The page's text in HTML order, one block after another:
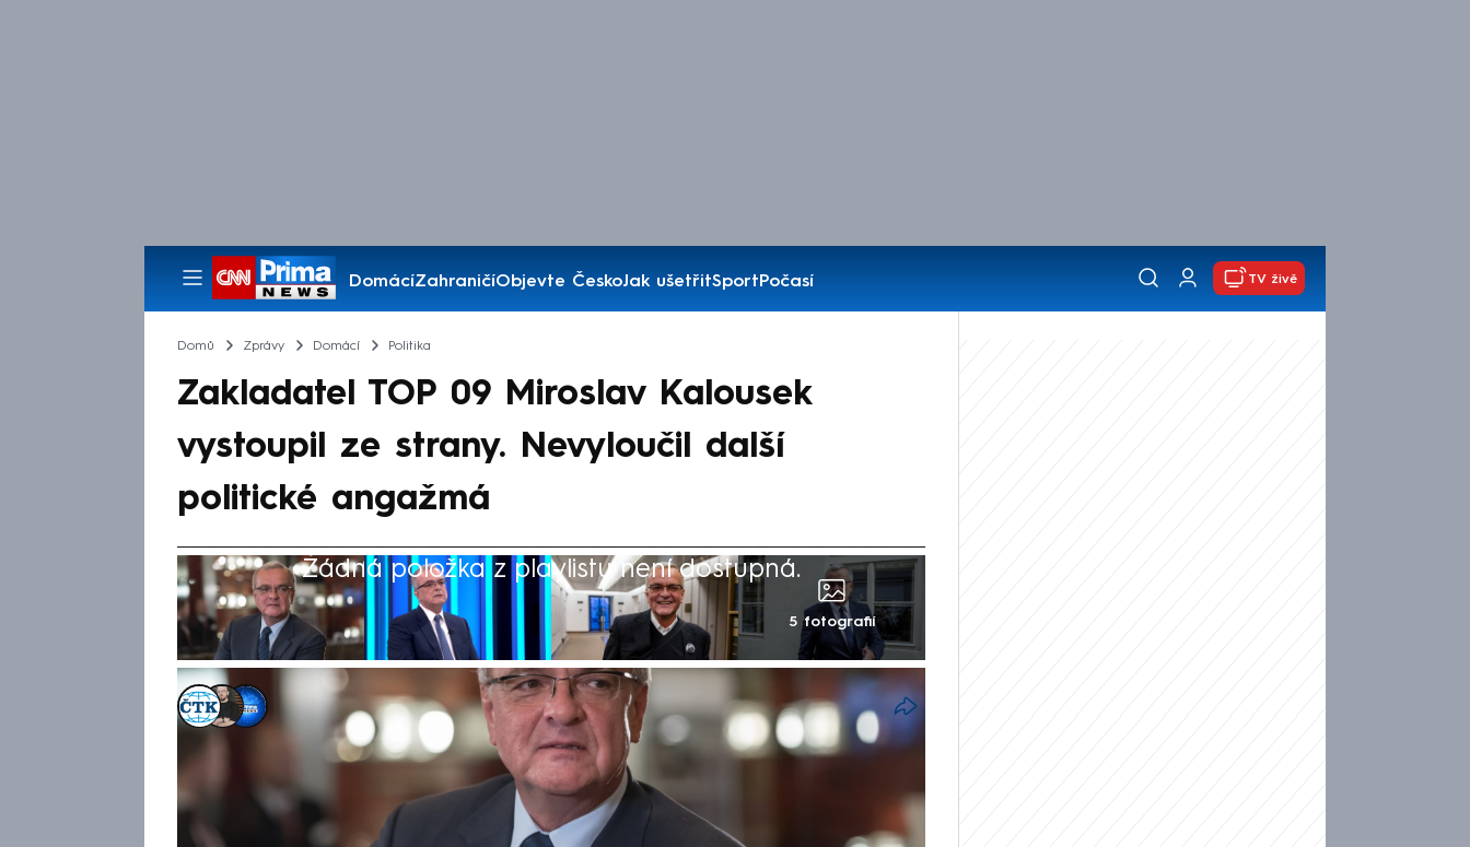
DomácíZahraničíObjevte ČeskoJak ušetřitSportPočasí
Pořady
TV živě
Domů Zprávy Domácí Politika
Zakladatel TOP 09 Miroslav Kalousek
vystoupil ze strany. Nevyloučil další
politické angažmá
Žádná položka z playlistu není dostupná.
5 fotografií
ČTK Marek Pausz,Barbara Mitrengová
1. říj 2024, 12:41
Spoluzakladatel a bývalý předseda TOP 09 Miroslav Kalousek potvrdil,
že vystoupil ze strany. Krok zdůvodnil odlišnými názory, než jaké
prosazuje současné vedení. Další politické angažmá nicméně nevyloučil.